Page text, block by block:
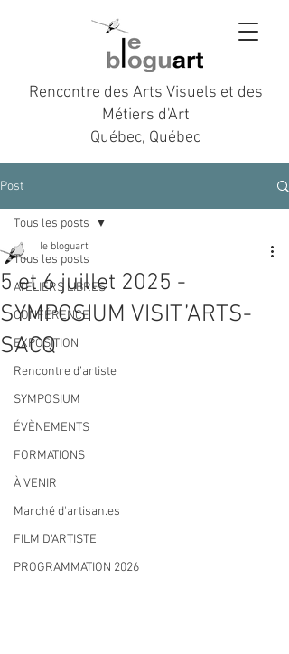
Rencontre des Arts Visuels et des
Métiers d'Art
Québec, Québec
Post
Tous les posts
ATELIERS LIBRES
CONFÉRENCE
EXPOSITION
Rencontre d’artiste
SYMPOSIUM
ÉVÈNEMENTS
FORMATIONS
À VENIR
Marché d'artisan.es
FILM D'ARTISTE
PROGRAMMATION 2026
Tous les posts
5 et 6 juillet 2025 -
SYMPOSIUM VISIT’ARTS-
SACQ
le bloguart